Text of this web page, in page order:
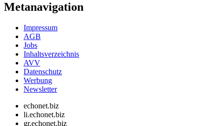
Metanavigation
Impressum
AGB
Jobs
Inhaltsverzeichnis
AVV
Datenschutz
Werbung
Newsletter
echonet.biz
li.echonet.biz
gr.echonet.biz